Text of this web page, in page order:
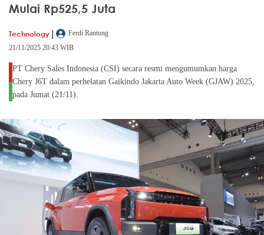
Mulai Rp525,5 Juta
Technology |
Ferdi Rantung
21/11/2025 20:43 WIB
PT Chery Sales Indonesia (CSI) secara resmi mengumumkan harga
Chery J6T dalam perhelatan Gaikindo Jakarta Auto Week (GJAW) 2025,
pada Jumat (21/11).